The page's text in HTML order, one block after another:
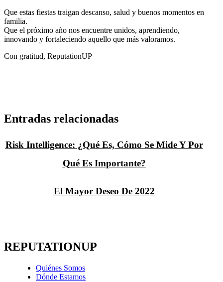
Que estas fiestas traigan descanso, salud y buenos momentos en
familia.
Que el próximo año nos encuentre unidos, aprendiendo,
innovando y fortaleciendo aquello que más valoramos.
Con gratitud, ReputationUP
Entradas relacionadas
Risk Intelligence: ¿Qué Es, Cómo Se Mide Y Por
Qué Es Importante?
El Mayor Deseo De 2022
REPUTATIONUP
Quiénes Somos
Dónde Estamos